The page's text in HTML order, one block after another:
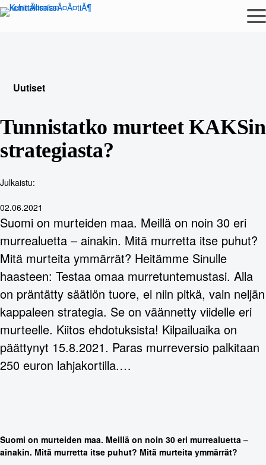
Siirry
sisältöön
Uutiset
Tunnistatko murteet KAKSin
strategiasta?
Julkaistu:
02.06.2021
Suomi on murteiden maa. Meillä on noin 30 eri
murrealuetta – ainakin. Mitä murretta itse puhut?
Mitä murteita ymmärrät? Heitämme Sinulle
haasteen: Testaa omaa murretuntemustasi. Alla
on präntätty säätiön tuore, ei niin pitkä, vain neljän
kappaleen strategia. Se on väännetty viidelle eri
murteelle. Kiitos ehdotuksista! Kilpailuaika on
päättynyt 15.8.2021. Paras murreversio palkitaan
250 euron lahjakortilla.…
Suomi on murteiden maa. Meillä on noin 30 eri murrealuetta –
ainakin. Mitä murretta itse puhut? Mitä murteita ymmärrät?